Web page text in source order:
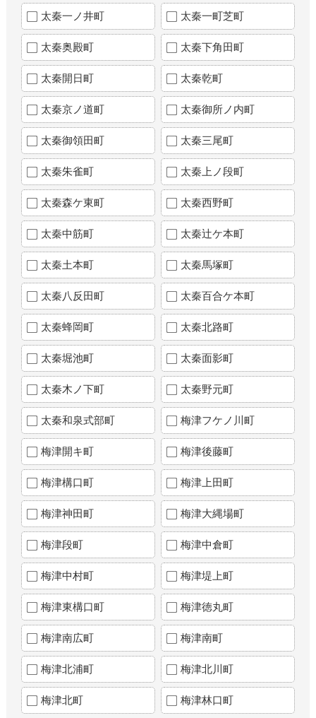
太秦一ノ井町 太秦一町芝町
太秦奥殿町 太秦下角田町
太秦開日町 太秦乾町
太秦京ノ道町 太秦御所ノ内町
太秦御領田町 太秦三尾町
太秦朱雀町 太秦上ノ段町
太秦森ケ東町 太秦西野町
太秦中筋町 太秦辻ケ本町
太秦土本町 太秦馬塚町
太秦八反田町 太秦百合ケ本町
太秦蜂岡町 太秦北路町
太秦堀池町 太秦面影町
太秦木ノ下町 太秦野元町
太秦和泉式部町 梅津フケノ川町
梅津開キ町 梅津後藤町
梅津構口町 梅津上田町
梅津神田町 梅津大縄場町
梅津段町 梅津中倉町
梅津中村町 梅津堤上町
梅津東構口町 梅津徳丸町
梅津南広町 梅津南町
梅津北浦町 梅津北川町
梅津北町 梅津林口町